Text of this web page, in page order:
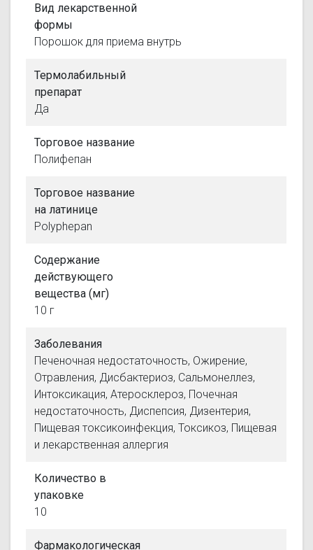
Вид лекарственной
формы
Порошок для приема внутрь
Термолабильный
препарат
Да
Торговое название
Полифепан
Торговое название
на латинице
Polyphepan
Содержание
действующего
вещества (мг)
10 г
Заболевания
Печеночная недостаточность, Ожирение,
Отравления, Дисбактериоз, Сальмонеллез,
Интоксикация, Атеросклероз, Почечная
недостаточность, Диспепсия, Дизентерия,
Пищевая токсикоинфекция, Токсикоз, Пищевая
и лекарственная аллергия
Количество в
упаковке
10
Фармакологическая